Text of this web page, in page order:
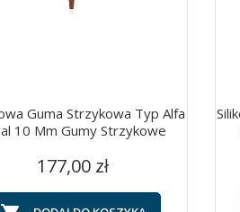
Szybki podgląd
Guma Strzykowa Typ Alfa
10 Mm Gumy Strzykowe
Cena
177,00 zł